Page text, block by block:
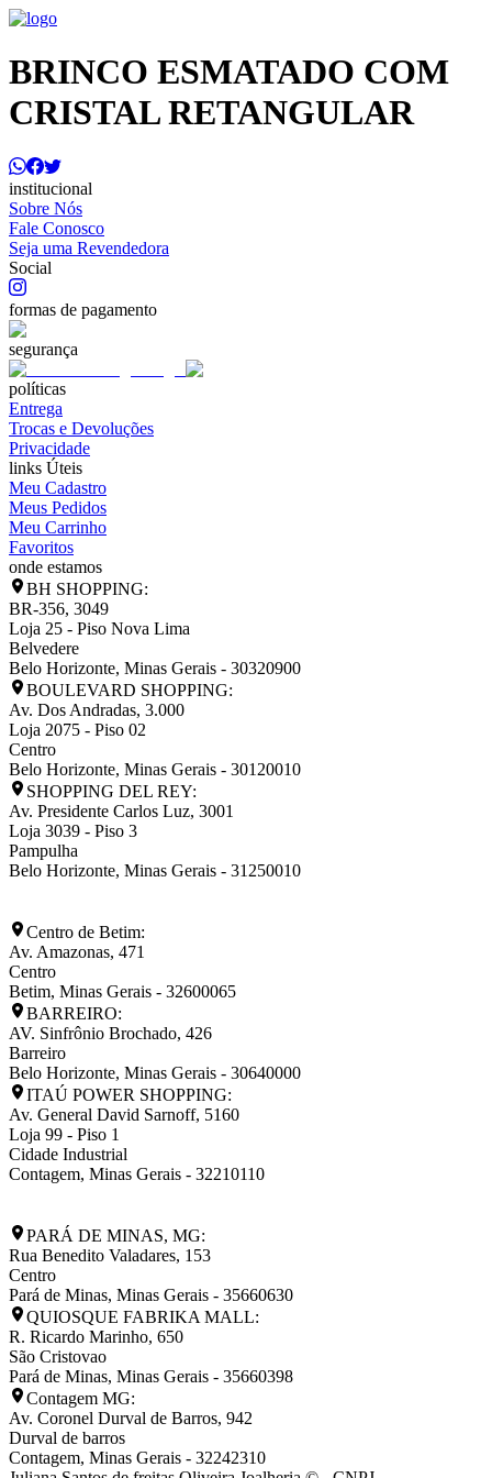
BRINCO ESMATADO COM
CRISTAL RETANGULAR
institucional
Sobre Nós
Fale Conosco
Seja uma Revendedora
Social
formas de pagamento
segurança
políticas
Entrega
Trocas e Devoluções
Privacidade
links Úteis
Meu Cadastro
Meus Pedidos
Meu Carrinho
Favoritos
onde estamos
BH SHOPPING:
BR-356, 3049
Loja 25 - Piso Nova Lima
Belvedere
Belo Horizonte, Minas Gerais - 30320900
BOULEVARD SHOPPING:
Av. Dos Andradas, 3.000
Loja 2075 - Piso 02
Centro
Belo Horizonte, Minas Gerais - 30120010
SHOPPING DEL REY:
Av. Presidente Carlos Luz, 3001
Loja 3039 - Piso 3
Pampulha
Belo Horizonte, Minas Gerais - 31250010
Centro de Betim:
Av. Amazonas, 471
Centro
Betim, Minas Gerais - 32600065
BARREIRO:
AV. Sinfrônio Brochado, 426
Barreiro
Belo Horizonte, Minas Gerais - 30640000
ITAÚ POWER SHOPPING:
Av. General David Sarnoff, 5160
Loja 99 - Piso 1
Cidade Industrial
Contagem, Minas Gerais - 32210110
PARÁ DE MINAS, MG:
Rua Benedito Valadares, 153
Centro
Pará de Minas, Minas Gerais - 35660630
QUIOSQUE FABRIKA MALL:
R. Ricardo Marinho, 650
São Cristovao
Pará de Minas, Minas Gerais - 35660398
Contagem MG:
Av. Coronel Durval de Barros, 942
Durval de barros
Contagem, Minas Gerais - 32242310